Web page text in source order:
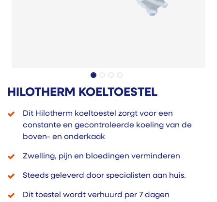
HILOTHERM KOELTOESTEL
Dit Hilotherm koeltoestel zorgt voor een
constante en gecontroleerde koeling van de
boven- en onderkaak
Zwelling, pijn en bloedingen verminderen
Steeds geleverd door specialisten aan huis.
Dit toestel wordt verhuurd per 7 dagen